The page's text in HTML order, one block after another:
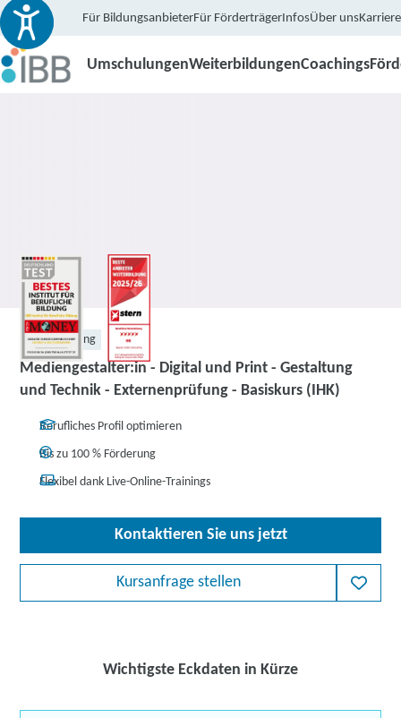
Für BildungsanbieterFür FörderträgerInfosÜber unsKarriere
UmschulungenWeiterbildungenCoachings
Weiterbildung
Mediengestalter:in - Digital und Print - Gestaltung
und Technik - Externenprüfung - Basiskurs (IHK)
Berufliches Profil optimieren
Bis zu 100 % Förderung
Flexibel dank Live-Online-Trainings
Kontaktieren Sie uns jetzt
Kursanfrage stellen
Wichtigste Eckdaten in Kürze